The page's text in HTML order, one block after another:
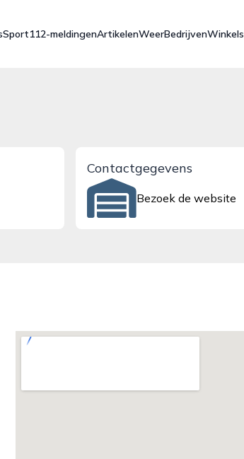
Sport112-meldingenArtikelenWeerBedrijvenWinkels
Contactgegevens
Bezoek de website